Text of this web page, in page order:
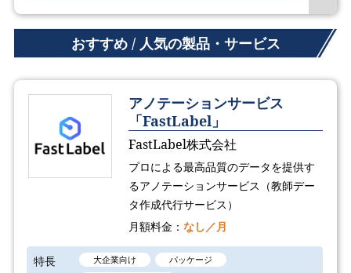
おすすめ / 人気の製品・サービス
アノテーションサービス
「FastLabel」
FastLabel株式会社
プロによる最高品質のデータを提供す
るアノテーションサービス（教師デー
タ作成代行サービス）
月額料金： なし／月
特長 大企業向け
パッケージ